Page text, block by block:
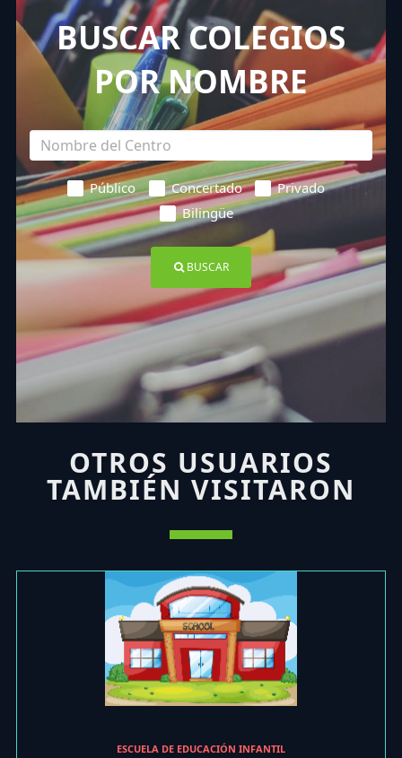
BUSCAR COLEGIOS
POR NOMBRE
Público Concertado
Privado
Bilingüe
BUSCAR
OTROS USUARIOS
TAMBIÉN VISITARON
ESCUELA DE EDUCACIÓN INFANTIL